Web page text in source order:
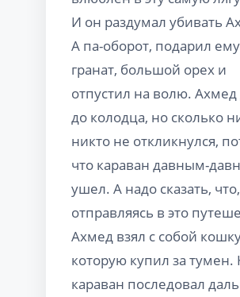
И он раздумал убивать
А па-оборот, подарил ему
гранат, большой орех и
отпустил на волю.
до колодца, но сколько
никто не откликнулся,
что караван давным-
ушел. А надо сказать, что,
отправляясь в это
Ахмед взял с собой
которую купил за тумен.
караван последовал